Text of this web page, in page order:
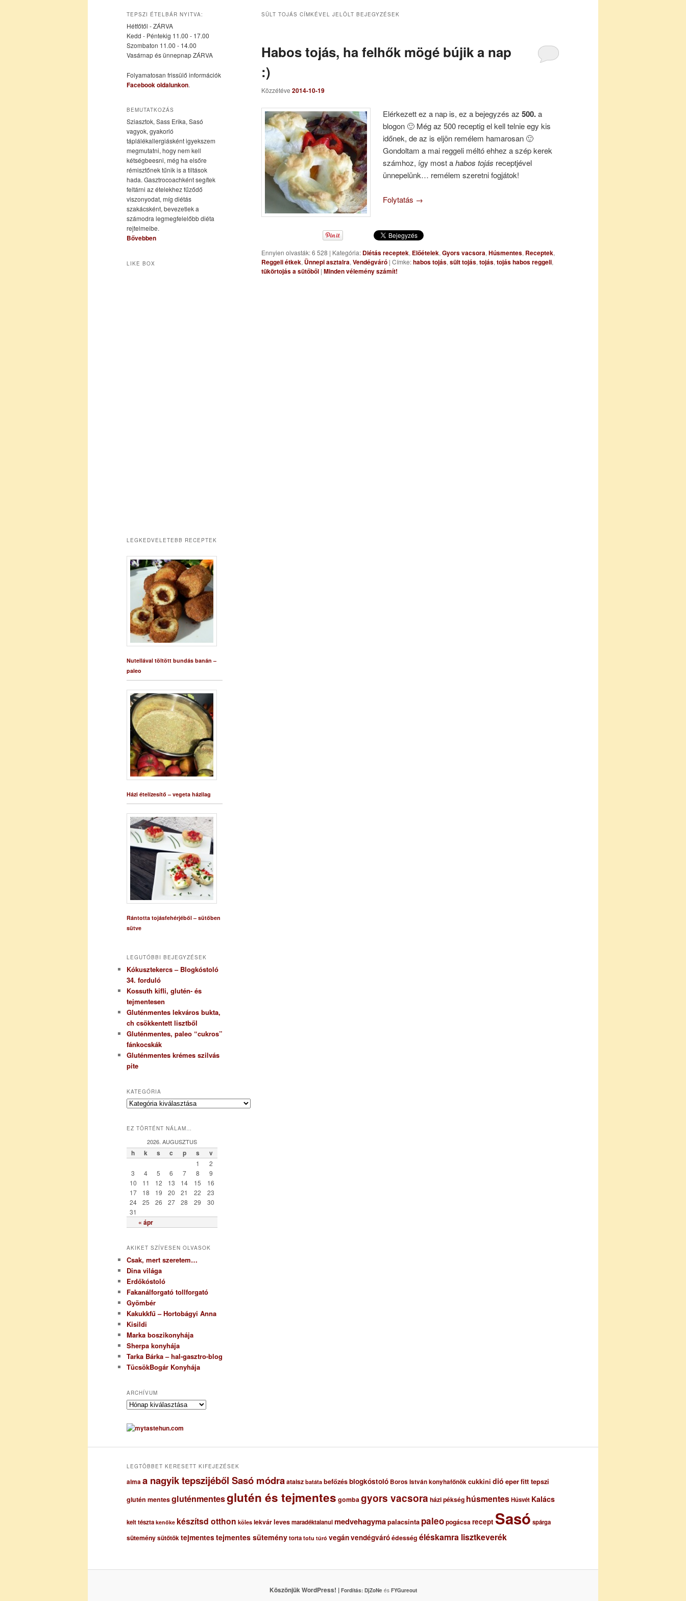
elsődleges
tartalomra
másodlagos
tartalomra
SÜLT TOJÁS CÍMKÉVEL JELÖLT BEJEGYZÉSEK
Habos tojás, ha felhők mögé bújik a nap
:)
Közzétéve 2014-10-19
Elérkezett ez a nap is, ez a bejegyzés az 500.a
blogon 🙂 Még az 500 receptig el kell telnie egy kis
időnek, de az is eljön remélem hamarosan 🙂
Gondoltam a mai reggeli méltó ehhez a szép kerek
számhoz, így most ahabos tojás receptjével
ünnepelünk… remélem szeretni fogjátok!
Folytatás →
Ennyien olvasták: 6 528 | Kategória: Diétás receptek, Előételek, Gyors vacsora, Húsmentes, Receptek,
Reggeli étkek, Ünnepi asztalra, Vendégváró | Címke:habos tojás, sült tojás, tojás, tojás habos reggeli,
tükörtojás a sütőből | Minden vélemény számít!
TEPSZI ÉTELBÁR NYITVA:
Hétfőtől - ZÁRVA
Kedd - Péntekig 11.00 - 17.00
Szombaton 11.00 - 14.00
Vasárnap és ünnepnap ZÁRVA
Folyamatosan frissülő információk
Facebook oldalunkon.
BEMUTATKOZÁS
Sziasztok, Sass Erika, Sasó
vagyok, gyakorló
táplálékallergiásként igyekszem
megmutatni, hogy nem kell
kétségbeesni, még ha elsőre
rémisztőnek tűnik is a tiltások
hada. Gasztrocoachként segítek
feltárni az ételekhez fűződő
viszonyodat, míg diétás
szakácsként, bevezetlek a
számodra legmegfelelőbb diéta
rejtelmeibe.
Bővebben
LIKE BOX
LEGKEDVELETEBB RECEPTEK
Nutellával töltött bundás banán –
paleo
Házi ételízesítő – vegeta házilag
Rántotta tojásfehérjéből – sütőben
sütve
LEGUTÓBBI BEJEGYZÉSEK
Kókusztekercs – Blogkóstoló
34. forduló
Kossuth kifli, glutén- és
tejmentesen
Gluténmentes lekváros bukta,
ch csökkentett lisztből
Gluténmentes, paleo “cukros”
fánkocskák
Gluténmentes krémes szilvás
pite
KATEGÓRIA
K
e
r
EZ TÖRTÉNT NÁLAM…
2026. AUGUSZTUS
h k s c p s v
« ápr
1
2
3
4 5 6 7 8
9
10
11 12 13 14 15
16
17
18 19 20 21 22
23
24
25 26 27 28 29
30
31
AKIKET SZÍVESEN OLVASOK
Csak, mert szeretem…
Dina világa
Erdőkóstoló
Fakanálforgató tollforgató
Gyömbér
Kakukkfű – Hortobágyi Anna
Kisildi
Marka boszikonyhája
Sherpa konyhája
Tarka Bárka – hal-gasztro-blog
TücsökBogár Konyhája
ARCHÍVUM
A
c
h
uLEGTÖBBET KERESETT KIFEJEZÉSEK
almaa nagyik tepszijéből Sasó módraataisz batáta befőzésblogkóstoló Boros István konyhafőnökcukkini dió eperfitt tepszi
glutén mentesgluténmentesglutén és tejmentes gombagyors vacsora házi pékség húsmentesHúsvét Kalács
kelt tészta kenőke készítsd otthon köles lekvárlevesmaradéktalanulmedvehagymapalacsinta paleopogácsarecept Sasó spárga
süteménysütőtöktejmentestejmentes süteménytorta totu túró vegánvendégváróédesség éléskamra lisztkeverék
Köszönjük WordPress! | Fordítás: DjZoNeés FYGureout